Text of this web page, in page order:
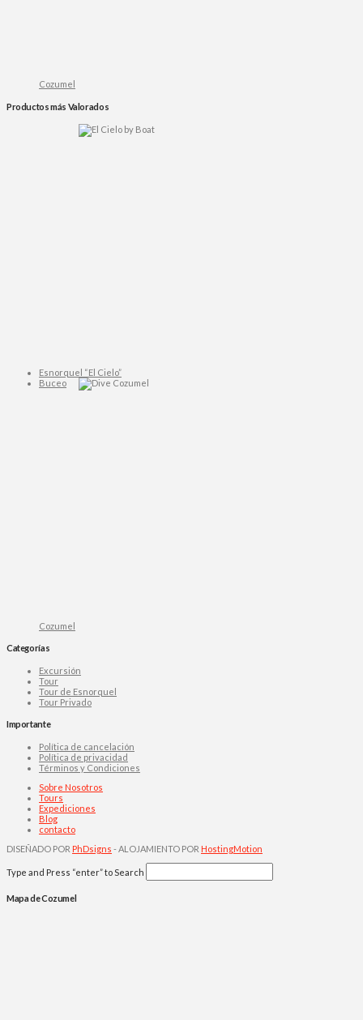
Cozumel
Productos más Valorados
Esnorquel “El Cielo”
Buceo
Cozumel
Categorías
Excursión
Tour
Tour de Esnorquel
Tour Privado
Importante
Política de cancelación
Política de privacidad
Términos y Condiciones
Sobre Nosotros
Tours
Expediciones
Blog
contacto
DISEÑADO POR PhDsigns - ALOJAMIENTO POR HostingMotion
Type and Press “enter” to Search
Mapa de Cozumel